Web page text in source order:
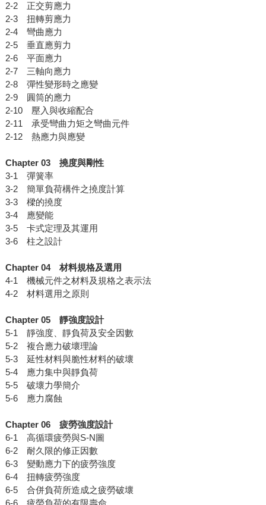
2-2 正交剪應力
2-3 扭轉剪應力
2-4 彎曲應力
2-5 垂直應剪力
2-6 平面應力
2-7 三軸向應力
2-8 彈性變形時之應變
2-9 圓筒的應力
2-10 壓入與收縮配合
2-11 承受彎曲力矩之彎曲元件
2-12 熱應力與應變
Chapter 03撓度與剛性
3-1 彈簧率
3-2 簡單負荷構件之撓度計算
3-3 樑的撓度
3-4 應變能
3-5 卡式定理及其運用
3-6 柱之設計
Chapter 04材料規格及選用
4-1 機械元件之材料及規格之表示法
4-2 材料選用之原則
Chapter 05靜強度設計
5-1 靜強度、靜負荷及安全因數
5-2 複合應力破壞理論
5-3 延性材料與脆性材料的破壞
5-4 應力集中與靜負荷
5-5 破壞力學簡介
5-6 應力腐蝕
Chapter 06疲勞強度設計
6-1 高循環疲勞與S-N圖
6-2 耐久限的修正因數
6-3 變動應力下的疲勞強度
6-4 扭轉疲勞強度
6-5 合併負荷所造成之疲勞破壞
6-6 疲勞負荷的有限壽命